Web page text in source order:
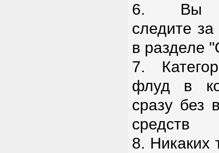
6. Вы
следите
в разделе
7.
флуд в
сразу без
средств
8. Никаких